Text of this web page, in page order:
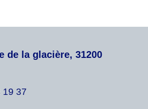
de la glacière, 31200
37